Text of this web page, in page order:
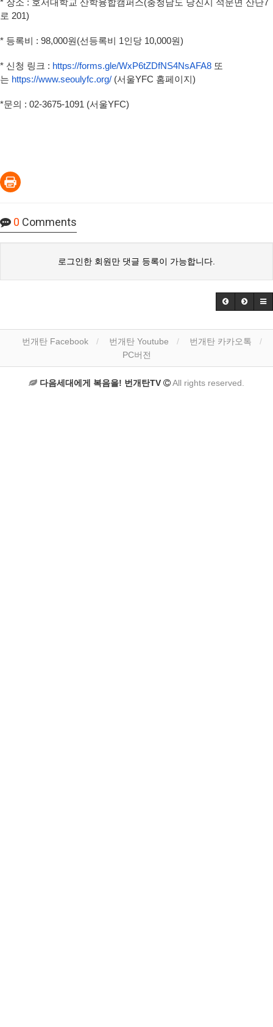
* 장소 : 호서대학교 산학융합캠퍼스(충청남도 당진시 석문면 산단7
로 201)
* 등록비 : 98,000원(선등록비 1인당 10,000원)
* 신청 링크 : https://forms.gle/WxP6tZDfNS4NsAFA8 또
는 https://www.seoulyfc.org/ (서울YFC 홈페이지)
*문의 : 02-3675-1091 (서울YFC)
0 Comments
로그인한 회원만 댓글 등록이 가능합니다.
번개탄 Facebook 번개탄 Youtube
번개탄 카카오톡
PC버전
다음세대에게 복음을! 번개탄TV All rights reserved.